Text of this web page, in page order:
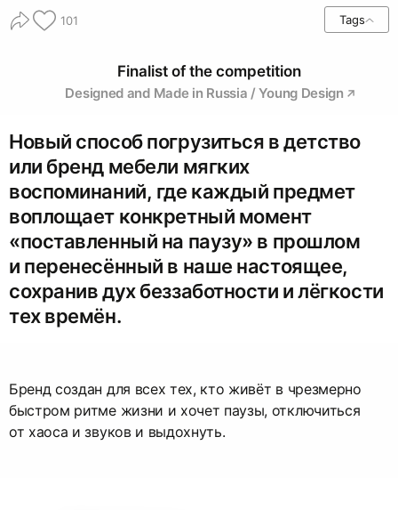
101 Tags
Finalist of the competition
Designed and Made in Russia / Young Design
Новый способ погрузиться в детство
или бренд мебели мягких
воспоминаний, где каждый предмет
воплощает конкретный момент
«поставленный на паузу» в прошлом
и перенесённый в наше настоящее,
сохранив дух беззаботности и лёгкости
тех времён.
Бренд создан для всех тех, кто живёт в чрезмерно
быстром ритме жизни и хочет паузы, отключиться
от хаоса и звуков и выдохнуть.